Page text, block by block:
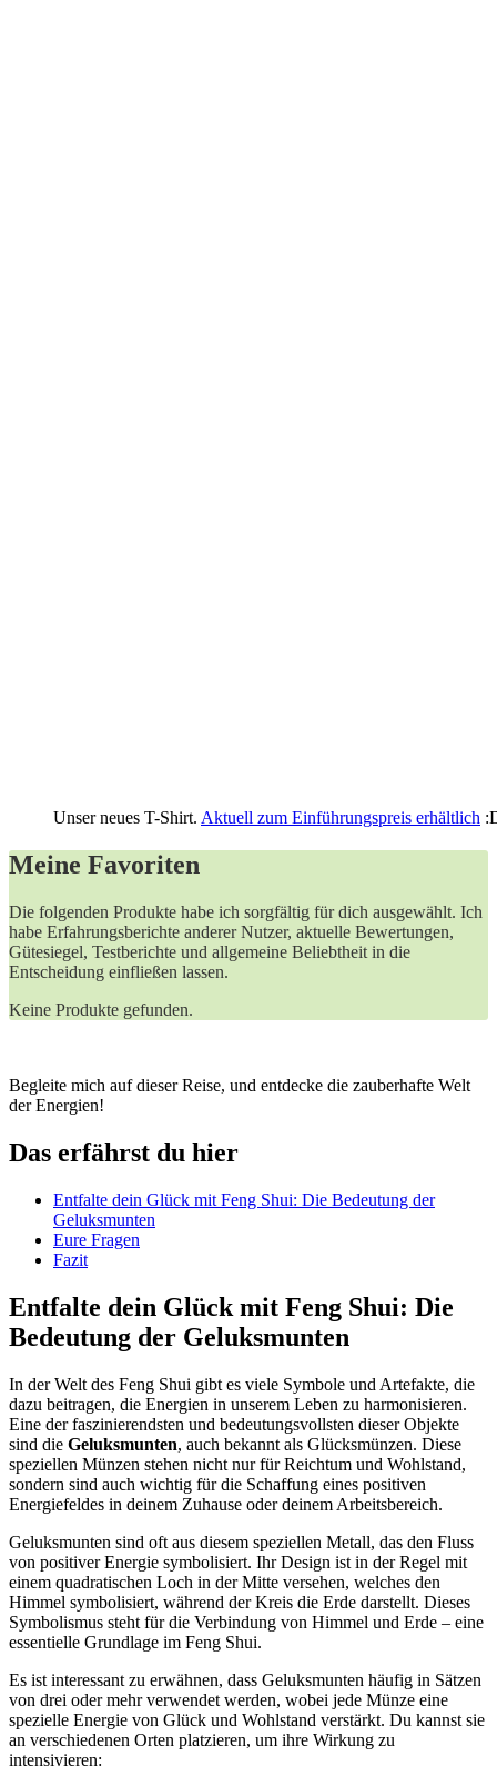
Unser neues T-Shirt. Aktuell zum Einführungspreis erhältlich
Meine Favoriten
Die folgenden ⁢Produkte habe ich sorgfältig für dich ausgewählt. Ich
habe Erfahrungsberichte anderer Nutzer, aktuelle ⁢Bewertungen,
Gütesiegel, Testberichte und allgemeine Beliebtheit in die⁢
Entscheidung einfließen lassen.
Keine Produkte gefunden.
Begleite mich auf dieser Reise, und‌ entdecke die zauberhafte Welt
der Energien!
Das​ erfährst du‍ hier
Entfalte dein Glück mit Feng Shui: Die Bedeutung der
Geluksmunten
Eure ​Fragen
Fazit
Entfalte dein Glück‍ mit Feng Shui: Die
Bedeutung ​der Geluksmunten
In der Welt des Feng Shui‍ gibt es ‌viele Symbole und⁢ Artefakte, die
dazu beitragen, ‌die ‍Energien in unserem Leben⁢ zu harmonisieren.
Eine der ⁢faszinierendsten ⁣und‍ bedeutungsvollsten dieser Objekte
sind die Geluksmunten, auch bekannt als Glücksmünzen. Diese
speziellen Münzen stehen nicht nur für Reichtum und Wohlstand,
sondern sind auch wichtig für​ die Schaffung eines positiven
⁤Energiefeldes in deinem Zuhause oder deinem Arbeitsbereich.
Geluksmunten sind oft aus diesem speziellen Metall, das⁣ den Fluss‌
von positiver Energie symbolisiert.⁤ Ihr​ Design ‍ist in der Regel mit
einem quadratischen Loch ⁣in der Mitte versehen, welches den⁣
Himmel symbolisiert, während der Kreis die Erde darstellt.⁣ Dieses
Symbolismus steht für die Verbindung⁣ von Himmel und Erde⁤ – eine
essentielle Grundlage im Feng Shui.
Es ist interessant zu erwähnen,​ dass Geluksmunten häufig in Sätzen
von drei oder mehr verwendet​ werden, wobei jede Münze eine
spezielle Energie⁤ von Glück und Wohlstand ⁢verstärkt. ‍Du kannst sie
an​ verschiedenen Orten platzieren, um ihre Wirkung zu
intensivieren: